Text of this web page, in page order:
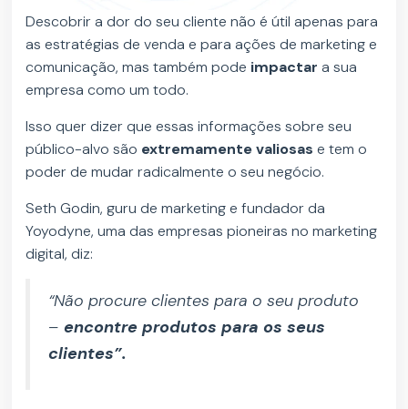
Descobrir a dor do seu cliente não é útil apenas para
as estratégias de venda e para ações de marketing e
comunicação, mas também pode impactar a sua
empresa como um todo.
Isso quer dizer que essas informações sobre seu
público-alvo são extremamente valiosas e tem o
poder de mudar radicalmente o seu negócio.
Seth Godin, guru de marketing e fundador da
Yoyodyne, uma das empresas pioneiras no marketing
digital, diz:
“Não procure clientes para o seu produto
–encontre produtos para os seus
clientes”.